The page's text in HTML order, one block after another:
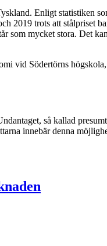
Enligt statistiken
2019 trots att stålpriset
som mycket stora. Det
vid Södertörns högskola,
så kallad
innebär denna